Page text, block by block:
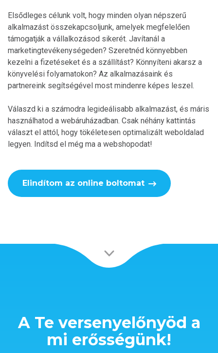
Elsődleges célunk volt, hogy minden olyan népszerű
alkalmazást összekapcsoljunk, amelyek megfelelően
támogatják a vállalkozásod sikerét. Javítanál a
marketingtevékenységeden? Szeretnéd könnyebben
kezelni a fizetéseket és a szállítást? Könnyíteni akarsz a
könyvelési folyamatokon? Az alkalmazásaink és
partnereink segítségével most mindenre képes leszel.
Válaszd ki a számodra legideálisabb alkalmazást, és máris
használhatod a webáruházadban. Csak néhány kattintás
választ el attól, hogy tökéletesen optimalizált weboldalad
legyen. Indítsd el még ma a webshopodat!
Elindítom az online boltomat
A Te versenyelőnyöd a
mi erősségünk!